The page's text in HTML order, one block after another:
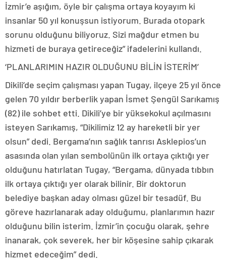
İzmir’e aşığım, öyle bir çalışma ortaya koyayım ki
insanlar 50 yıl konuşsun istiyorum. Burada otopark
sorunu olduğunu biliyoruz. Sizi mağdur etmen bu
hizmeti de buraya getireceğiz” ifadelerini kullandı.
‘PLANLARIMIN HAZIR OLDUĞUNU BİLİN İSTERİM’
Dikili’de seçim çalışması yapan Tugay, ilçeye 25 yıl önce
gelen 70 yıldır berberlik yapan İsmet Şengül Sarıkamış
(82) ile sohbet etti. Dikili’ye bir yüksekokul açılmasını
isteyen Sarıkamış, “Dikilimiz 12 ay hareketli bir yer
olsun” dedi. Bergama’nın sağlık tanrısı Asklepios’un
asasında olan yılan sembolünün ilk ortaya çıktığı yer
olduğunu hatırlatan Tugay, “Bergama, dünyada tıbbın
ilk ortaya çıktığı yer olarak bilinir. Bir doktorun
belediye başkan aday olması güzel bir tesadüf. Bu
göreve hazırlanarak aday olduğumu, planlarımın hazır
olduğunu bilin isterim. İzmir’in çocuğu olarak, şehre
inanarak, çok severek, her bir köşesine sahip çıkarak
hizmet edeceğim” dedi.